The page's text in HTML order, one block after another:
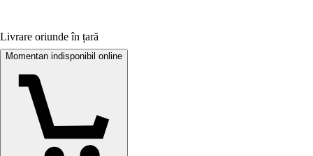
Livrare oriunde în țară
Momentan indisponibil online